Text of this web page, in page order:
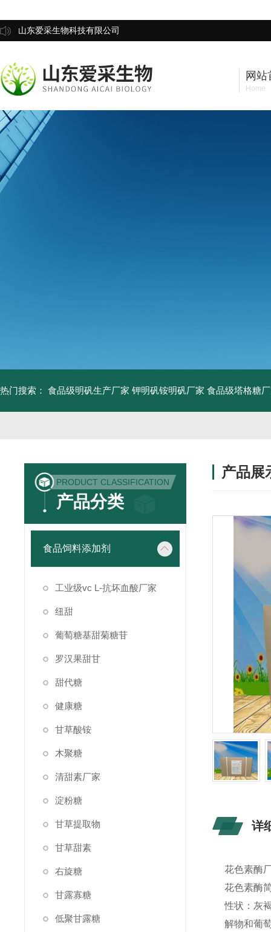
山东爱采生物科技有限公司
网站
Home
热门搜索： 食品级明矾生产厂家 钾明矾铵明矾厂家 食品级塔格糖
PRODUCT CLASSIFICATION
产品分类
食品饲料添加剂
工业级vc L-抗坏血酸厂家
纽甜
葡萄糖基甜菊糖苷
罗汉果甜甘
甜代糖
健康糖
甘草酸铵
木聚糖
清甜素厂家
淀粉糖
甘草提取物
甘草甜素
右旋糖
甘露寡糖
低聚甘露糖
产品展
详
花色素酶
花色素酶
性状：灰
解物和葡